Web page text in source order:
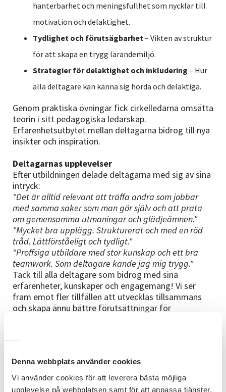
Denna webbplats använder cookies
Vi använder cookies för att leverera bästa möjliga
upplevelse på webbplatsen samt för att anpassa tjänster,
hanterbarhet och meningsfullhet som nycklar till
motivation och delaktighet.
Tydlighet och förutsägbarhet– Vikten av struktur
för att skapa en trygg lärandemiljö.
Strategier för delaktighet och inkludering – Hur
alla deltagare kan känna sig hörda och delaktiga.
Genom praktiska övningar fick cirkelledarna omsätta
teorin i sitt pedagogiska ledarskap.
Erfarenhetsutbytet mellan deltagarna bidrog till nya
insikter och inspiration.
Deltagarnas upplevelser
Efter utbildningen delade deltagarna med sig av sina
intryck:
"Det är alltid relevant att träffa andra som jobbar
med samma saker som man gör själv och att prata
om gemensamma utmaningar och glädjeämnen."
"Mycket bra upplägg. Strukturerat och med en röd
tråd. Lättförståeligt och tydligt."
"Proffsiga utbildare med stor kunskap och ett bra
teamwork. Som deltagare kände jag mig trygg."
Tack till alla deltagare som bidrog med sina
erfarenheter, kunskaper och engagemang! Vi ser
fram emot fler tillfällen att utvecklas tillsammans
och skapa ännu bättre förutsättningar för
Vad är Funktionsrätt?
självbestämmande och full delaktighet i
samhällslivet, baserat på mänskliga rättigheter och
FN:s konvention om rättigheter för personer med